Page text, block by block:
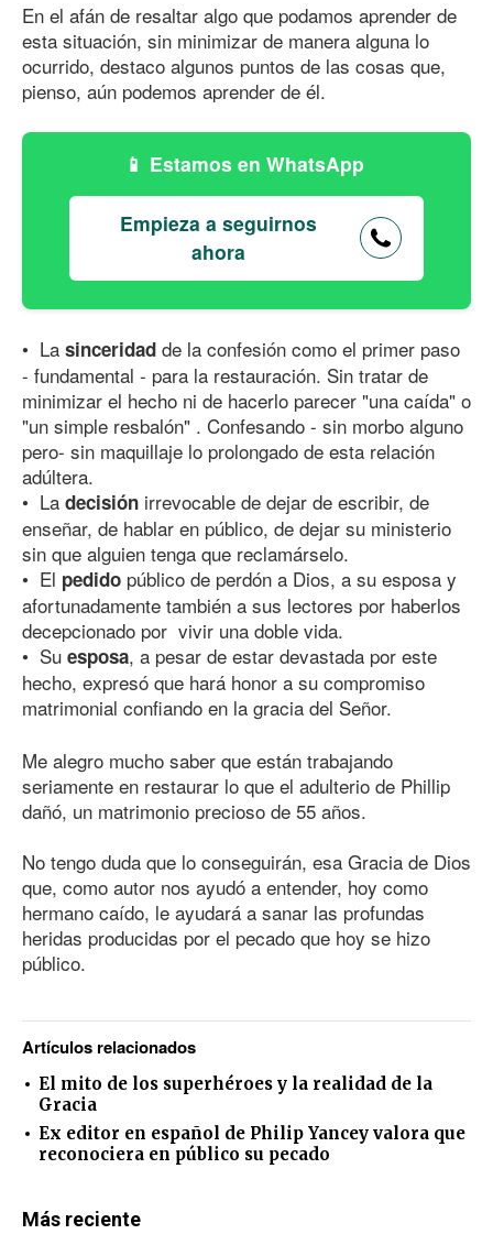
En el afán de resaltar algo que podamos aprender de
esta situación, sin minimizar de manera alguna lo
ocurrido, destaco algunos puntos de las cosas que,
pienso, aún podemos aprender de él.
Estamos en WhatsApp
Empieza a seguirnos
ahora
•⁠ ⁠La sinceridad de la confesión como el primer paso
- fundamental - para la restauración. Sin tratar de
minimizar el hecho ni de hacerlo parecer "una caída" o
"un simple resbalón" . Confesando - sin morbo alguno
pero- sin maquillaje lo prolongado de esta relación
adúltera.
•⁠ ⁠La decisión irrevocable de dejar de escribir, de
enseñar, de hablar en público, de dejar su ministerio
sin que alguien tenga que reclamárselo.
•⁠ ⁠El pedido público de perdón a Dios, a su esposa y
afortunadamente también a sus lectores por haberlos
decepcionado por vivir una doble vida.
•⁠ ⁠Su esposa, a pesar de estar devastada por este
hecho, expresó que hará honor a su compromiso
matrimonial confiando en la gracia del Señor.
Me alegro mucho saber que están trabajando
seriamente en restaurar lo que el adulterio de Phillip
dañó, un matrimonio precioso de 55 años.
No tengo duda que lo conseguirán, esa Gracia de Dios
que, como autor nos ayudó a entender, hoy como
hermano caído, le ayudará a sanar las profundas
heridas producidas por el pecado que hoy se hizo
público.
Artículos relacionados
El mito de los superhéroes y la realidad de la
Gracia
Ex editor en español de Philip Yancey valora que
reconociera en público su pecado
Más reciente